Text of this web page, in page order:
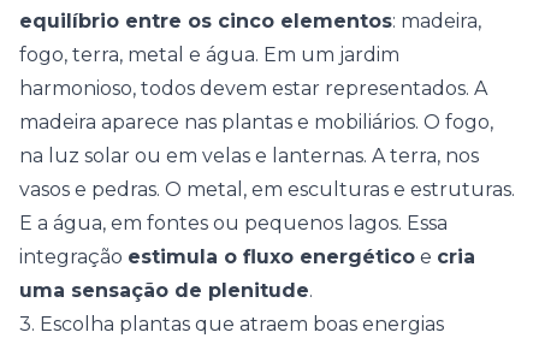
equilíbrio entre os cinco elementos: madeira,
fogo, terra, metal e água. Em um jardim
harmonioso, todos devem estar representados. A
madeira aparece nas plantas e mobiliários. O fogo,
na luz solar ou em velas e lanternas. A terra, nos
vasos e pedras. O metal, em esculturas e estruturas.
E a água, em fontes ou pequenos lagos. Essa
integração estimula o fluxo energético e cria
uma sensação de plenitude.
3. Escolha plantas que atraem boas energias